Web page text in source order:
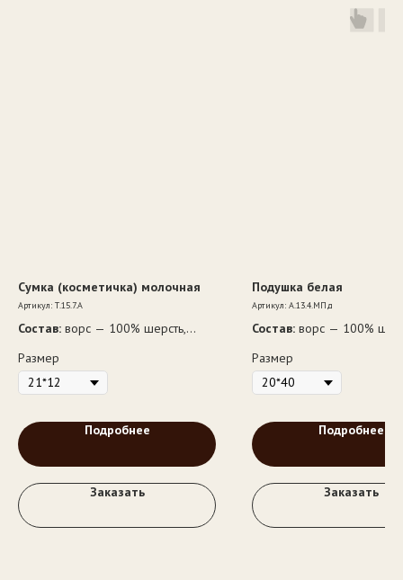
Сумка (косметичка) молочная
Артикул: Т.15.7.А
Состав: ворс — 100% шерсть,
полиэстер
Размер
Подробнее
Заказать
Подушка белая
Артикул: А.13.4.МПд
Состав: ворс — 100%
волокно
Размер
Подробнее
Заказать